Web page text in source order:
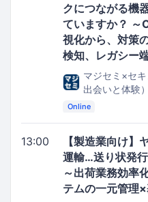
クにつながる機
ていますか？ ～
視化から、対策
検知、レガシー
マジセミ×セ
出会いと体験）
Online
13:00
【製造業向け】
運輸…送り状発
～出荷業務効率
テムの一元管理